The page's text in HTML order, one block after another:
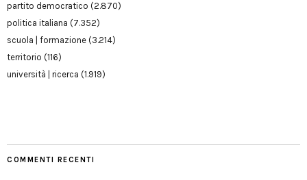
partito democratico (2.870)
politica italiana (7.352)
scuola | formazione (3.214)
territorio (116)
università | ricerca (1.919)
COMMENTI RECENTI